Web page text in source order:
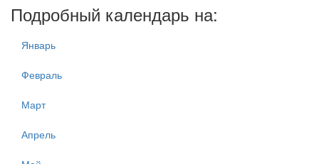
Подробный календарь на:
Январь
Февраль
Март
Апрель